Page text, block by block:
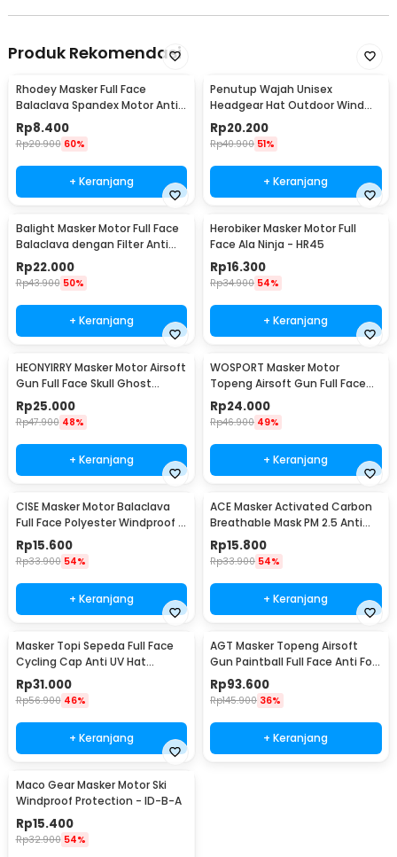
Produk Rekomendasi
Rhodey Masker Full Face
Balaclava Spandex Motor Anti
Debu Angin UV
Rp8.400
Rp20.900 60%
+ Keranjang
Penutup Wajah Unisex
Headgear Hat Outdoor Wind
Mask Balaclava - P01
Rp20.200
Rp40.900 51%
+ Keranjang
Balight Masker Motor Full Face
Balaclava dengan Filter Anti
Debu - CISE
Rp22.000
Rp43.900 50%
+ Keranjang
Herobiker Masker Motor Full
Face Ala Ninja - HR45
Rp16.300
Rp34.900 54%
+ Keranjang
HEONYIRRY Masker Motor Airsoft
Gun Full Face Skull Ghost
Raider - MT009
Rp25.000
Rp47.900 48%
+ Keranjang
WOSPORT Masker Motor
Topeng Airsoft Gun Full Face
Tactical Mask PC - MA-110
Rp24.000
Rp46.900 49%
+ Keranjang
CISE Masker Motor Balaclava
Full Face Polyester Windproof -
MJ-22A
Rp15.600
Rp33.900 54%
+ Keranjang
ACE Masker Activated Carbon
Breathable Mask PM 2.5 Anti
Pollution - 311
Rp15.800
Rp33.900 54%
+ Keranjang
Masker Topi Sepeda Full Face
Cycling Cap Anti UV Hat
Spandex - LF7357
Rp31.000
Rp56.900 46%
+ Keranjang
AGT Masker Topeng Airsoft
Gun Paintball Full Face Anti Fog
Model Alien - WST01
Rp93.600
Rp145.900 36%
+ Keranjang
Maco Gear Masker Motor Ski
Windproof Protection - ID-B-A
Rp15.400
Rp32.900 54%